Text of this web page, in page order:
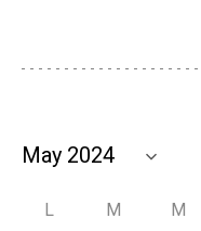
L M M